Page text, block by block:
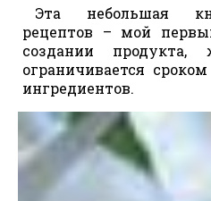
Эта небольшая
рецептов – мой
создании продукта,
ограничивается
ингредиентов.